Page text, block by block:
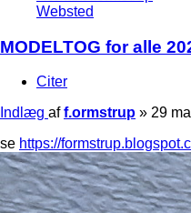
Websted
MODELTOG for alle
Citer
Indlæg aff.ormstrup » 29
se https://